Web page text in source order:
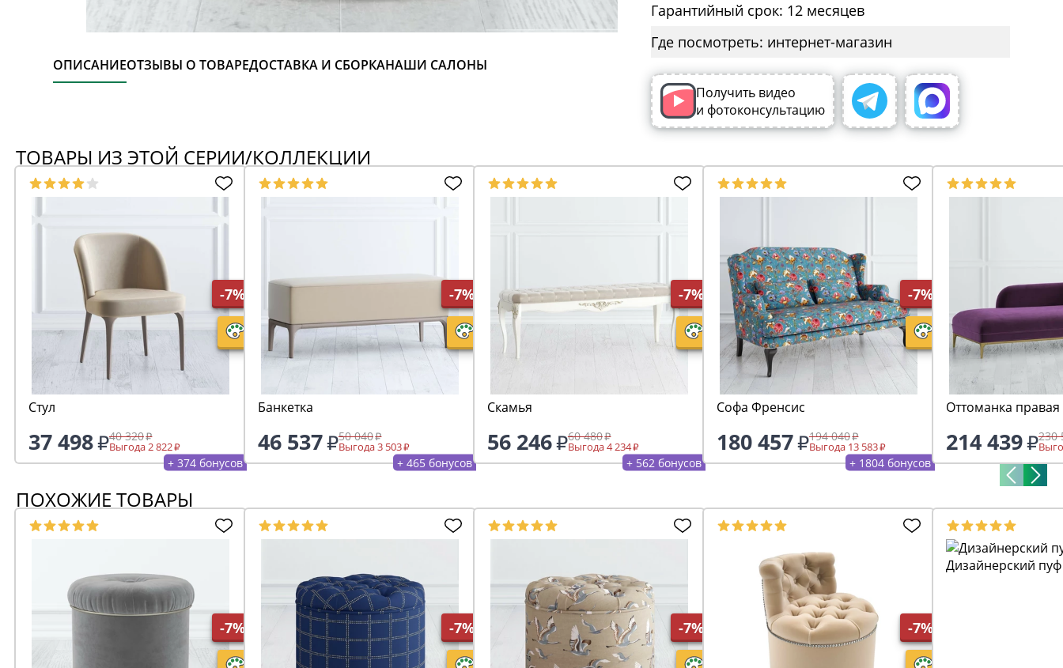
ОПИСАНИЕОТЗЫВЫ О ТОВАРЕДОСТАВКА И СБОРКАНАШИ САЛОНЫ
Гарантийный срок: 12 месяцев
Где посмотреть: интернет-магазин
Получить видео
и фотоконсультацию
ТОВАРЫ ИЗ ЭТОЙ СЕРИИ/КОЛЛЕКЦИИ
-7%
Стул
37 498 40 320
Выгода 2 822
+ 374 бонусов
-7%
Банкетка
46 537 50 040
Выгода 3 503
+ 465 бонусов
-7%
Скамья
56 246 60 480
Выгода 4 234
+ 562 бонусов
-7%
Софа Френсис
180 457 194 040
Выгода 13 583
+ 1804 бонусов
Оттоманка правая
214 439 230
ПОХОЖИЕ ТОВАРЫ
-7% -7% -7% -7%
Дизайнерский